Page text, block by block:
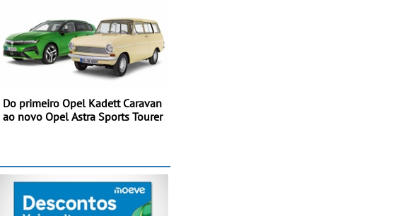
Do primeiro Opel Kadett Caravan
ao novo Opel Astra Sports Tourer